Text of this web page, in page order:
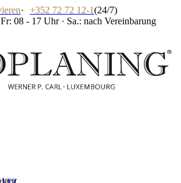
· +352 72 72 12-1(24/7)
08 - 17 Uhr · Sa.: nach Vereinbarung